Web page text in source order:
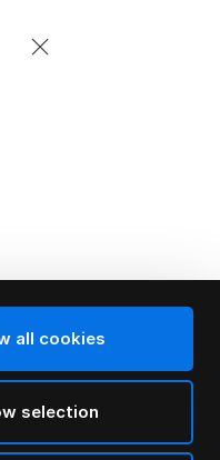
all cookies
selection